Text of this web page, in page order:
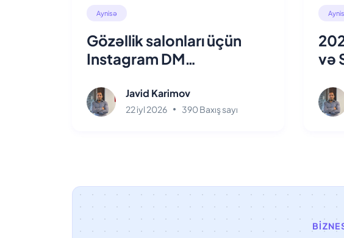
Aynisə
Gözəllik salonları üçün
Instagram DM
bələdçisiJavid Karimov
22 iyl 2026 390 Baxış sayı
və